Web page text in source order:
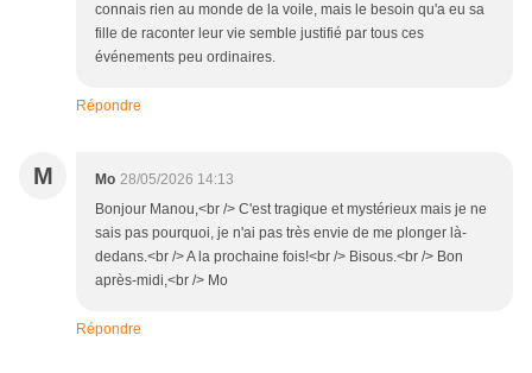
connais rien au monde de la voile, mais le besoin qu'a eu sa
fille de raconter leur vie semble justifié par tous ces
événements peu ordinaires.
Répondre
M Mo 28/05/2026 14:13
Bonjour Manou,<br /> C'est tragique et mystérieux mais je ne
sais pas pourquoi, je n'ai pas très envie de me plonger là-
dedans.<br /> A la prochaine fois!<br /> Bisous.<br /> Bon
après-midi,<br /> Mo
Répondre